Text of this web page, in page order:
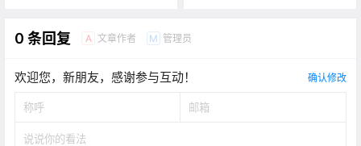
0 条回复 A 文章作者 M 管理员
欢迎您，新朋友，感谢参与互动！ 确认修改